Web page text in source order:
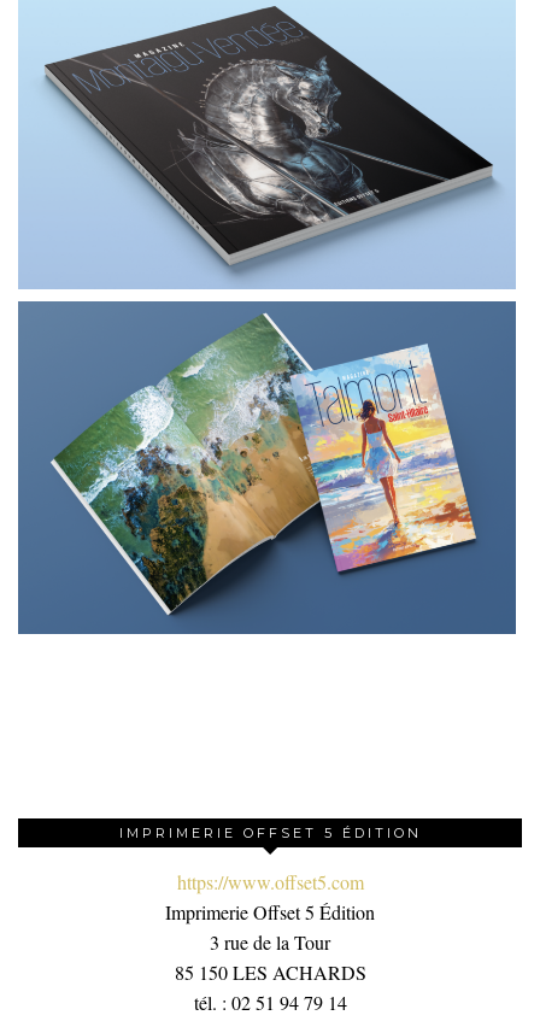
IMPRIMERIE OFFSET 5 ÉDITION
https://www.offset5.com
Imprimerie Offset 5 Édition
3 rue de la Tour
85 150 LES ACHARDS
tél. : 02 51 94 79 14